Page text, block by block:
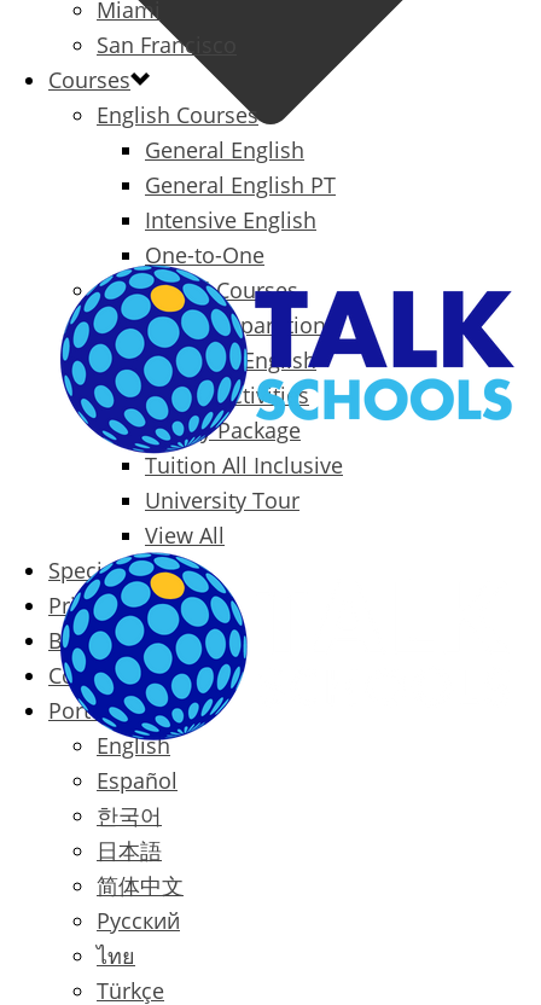
Miami
San Francisco
Courses
English Courses
General English
General English PT
Intensive English
One-to-One
Specialized Courses
Exam Preparation
Business English
Packages & Activities
Family Package
Tuition All Inclusive
University Tour
View All
Special Offers
Prices
Blog
Contact
Português
English
Español
한국어
日本語
简体中文
Русский
ไทย
Türkçe